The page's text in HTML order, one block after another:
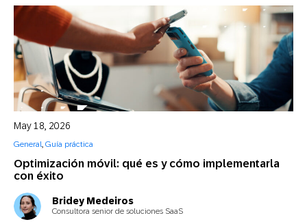
Optimización móvil: qué es y cómo implementarla
con éxito
May 18, 2026
General Guía práctica
Bridey Medeiros
Consultora senior de soluciones SaaS